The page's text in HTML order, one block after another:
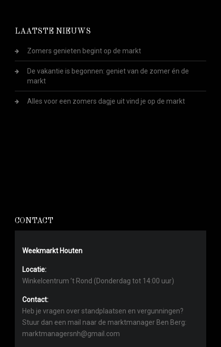
LAATSTE NIEUWS
Zomers genieten begint op de markt
De vakantie is begonnen: geniet van de zomer én de
markt
Alles voor een zomers dagje uit vind je op de markt
CONTACT
Weekmarkt Houten
Locatie:
Winkelcentrum ’t Rond (Donderdag tot 14:00 uur)
Contact:
Heb je vragen over standplaatsen en vergunningen?
Stuur dan een mail naar de marktmanager Ben Berg:
marktmanagersnh@gmail.com